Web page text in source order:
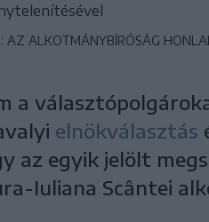
AZ ALKOTMÁNYBÍRÓSÁG
a
elnökválasztás
az egyik jelölt
Iuliana Scântei